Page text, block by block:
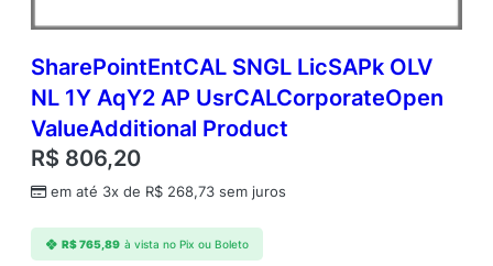
SharePointEntCAL SNGL LicSAPk OLV
NL 1Y AqY2 AP UsrCALCorporateOpen
ValueAdditional Product
R$ 806,20
em até 3x de R$ 268,73 sem juros
R$765,89 à vista no Pix ou Boleto